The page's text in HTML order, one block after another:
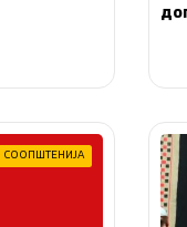
СООПШТЕНИЈА